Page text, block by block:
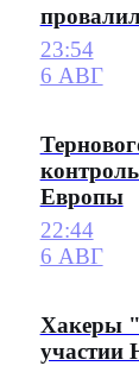
23:54
6 АВГ
Европы
22:44
6 АВГ
Хакеры
участии